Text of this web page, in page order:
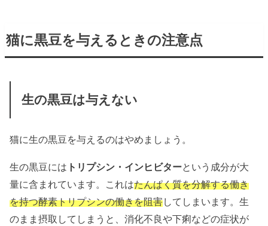
猫に黒豆を与えるときの注意点
生の黒豆は与えない
猫に生の黒豆を与えるのはやめましょう。
生の黒豆には トリプシン・インヒビターという成分が大
量に含まれています。これはたんぱく質を分解する働き
を持つ酵素トリプシンの働きを阻害してしまいます。生
のまま摂取してしまうと、消化不良や下痢などの症状が